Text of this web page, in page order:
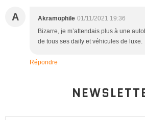
A Akramophile 01/11/2021 19:36
Bizarre, je m’attendais plus à une
de tous ses daily et véhicules de luxe.
Répondre